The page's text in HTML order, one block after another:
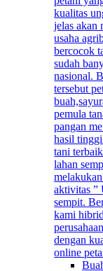
kualitas
jelas akan
usaha
bercocok
sudah
nasional.
tersebut
pemula
pangan
hasil
tani
lahan
aktivitas ”
sempit.
kami
dengan
online